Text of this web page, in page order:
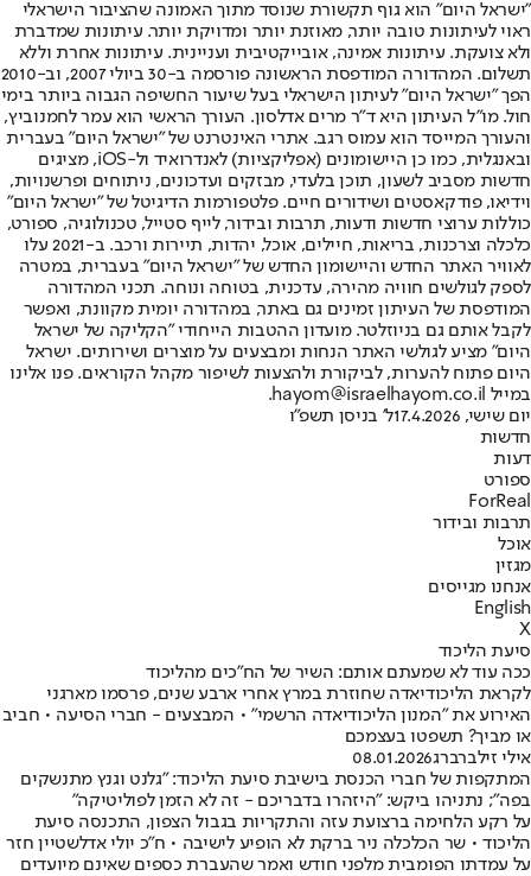
"ישראל היום" הוא גוף תקשורת שנוסד מתוך האמונה שהציבור הישראלי
ראוי לעיתונות טובה יותר, מאוזנת יותר ומדויקת יותר. עיתונות שמדברת
ולא צועקת. עיתונות אמינה, אובייקטיבית ועניינית. עיתונות אחרת וללא
תשלום. המהדורה המודפסת הראשונה פורסמה ב-30 ביולי 2007, וב-2010
הפך "ישראל היום" לעיתון הישראלי בעל שיעור החשיפה הגבוה ביותר בימי
חול. מו"ל העיתון היא ד"ר מרים אדלסון. העורך הראשי הוא עמר לחמנוביץ,
והעורך המייסד הוא עמוס רגב. אתרי האינטרנט של "ישראל היום" בעברית
ובאנגלית, כמו כן היישומונים (אפליקציות) לאנדרואיד ול-iOS, מציגים
חדשות מסביב לשעון, תוכן בלעדי, מבזקים ועדכונים, ניתוחים ופרשנויות,
וידיאו, פודקאסטים ושידורים חיים. פלטפורמות הדיגיטל של "ישראל היום"
כוללות ערוצי חדשות ודעות, תרבות ובידור, לייף סטייל, טכנולוגיה, ספורט,
כלכלה וצרכנות, בריאות, חיילים, אוכל, יהדות, תיירות ורכב. ב-2021 עלו
לאוויר האתר החדש והיישומון החדש של "ישראל היום" בעברית, במטרה
לספק לגולשים חוויה מהירה, עדכנית, בטוחה ונוחה. תכני המהדורה
המודפסת של העיתון זמינים גם באתר, במהדורה יומית מקוונת, ואפשר
לקבל אותם גם בניוזלטר. מועדון ההטבות הייחודי "הקליקה של ישראל
היום" מציע לגולשי האתר הנחות ומבצעים על מוצרים ושירותים. ישראל
היום פתוח להערות, לביקורת ולהצעות לשיפור מקהל הקוראים. פנו אלינו
במייל hayom@israelhayom.co.il.
יום שישי, 17.4.2026
ל' בניסן תשפ"ו
חדשות
דעות
ספורט
ForReal
תרבות ובידור
אוכל
מגזין
אנחנו מגייסים
English
X
סיעת הליכוד
ככה עוד לא שמעתם אותם: השיר של הח"כים מהליכוד
לקראת הליכודיאדה שחוזרת במרץ אחרי ארבע שנים, פרסמו מארגני
האירוע את "המנון הליכודיאדה הרשמי" • המבצעים - חברי הסיעה • חביב
או מביך? תשפטו בעצמכם
אילי זילברברג08.01.2026
המתקפות של חברי הכנסת בישיבת סיעת הליכוד: "גלנט וגנץ מתנשקים
בפה"; נתניהו ביקש: "היזהרו בדבריכם - זה לא הזמן לפוליטיקה"
על רקע הלחימה ברצועת עזה והתקריות בגבול הצפון, התכנסה סיעת
הליכוד • שר הכלכלה ניר ברקת לא הופיע לישיבה • ח"כ יולי אדלשטיין חזר
על עמדתו הפומבית מלפני חודש ואמר שהעברת כספים שאינם מיועדים